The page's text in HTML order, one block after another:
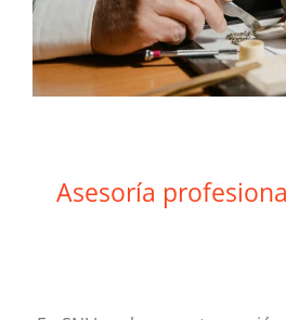
Asesoría